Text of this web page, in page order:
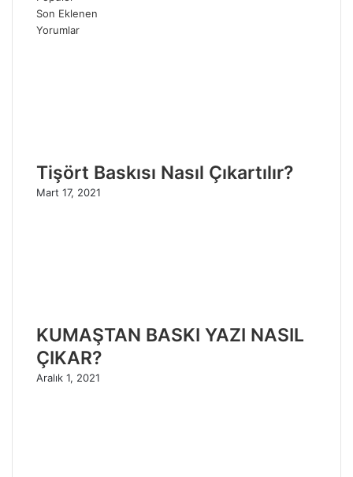
Son Eklenen
Yorumlar
Tişört Baskısı Nasıl Çıkartılır?
Mart 17, 2021
KUMAŞTAN BASKI YAZI NASIL
ÇIKAR?
Aralık 1, 2021